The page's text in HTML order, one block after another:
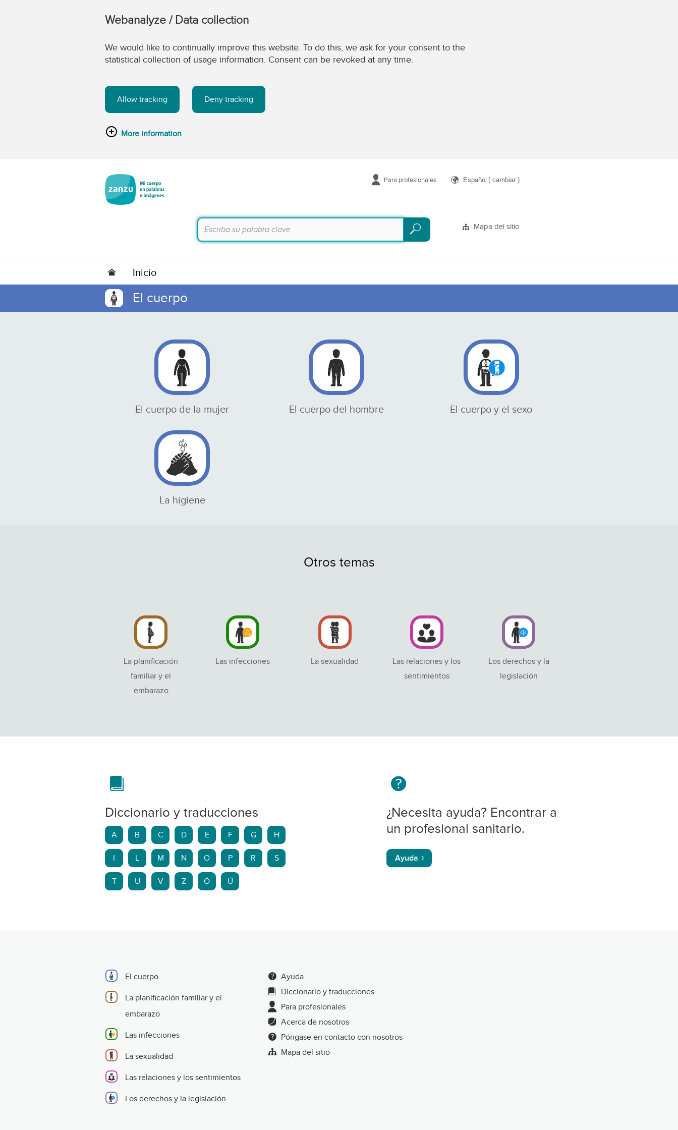
Webanalyze / Data collection
We would like to continually improve this website. To do this, we ask for your consent to the
statistical collection of usage information. Consent can be revoked at any time.
Allow tracking Deny tracking
More information
Para profesionales Español ( cambiar )
Buscar
Buscar
Mapa del sitio
Inicio
El cuerpo
El cuerpo de la mujer El cuerpo del hombre El cuerpo y el sexo
La higiene
Otros temas
La planificación
familiar y el
embarazo
Las infecciones La sexualidad
Las relaciones y los
sentimientos
Los derechos y la
legislación
Diccionario y traducciones
A B C D E F G H
I L M N O P R S
T U V Z Ó Ú
¿Necesita ayuda? Encontrar a
un profesional sanitario.
Ayuda
El cuerpo
La planificación familiar y el
embarazo
Las infecciones
La sexualidad
Las relaciones y los sentimientos
Los derechos y la legislación
Ayuda
Diccionario y traducciones
Para profesionales
Acerca de nosotros
Póngase en contacto con nosotros
Mapa del sitio